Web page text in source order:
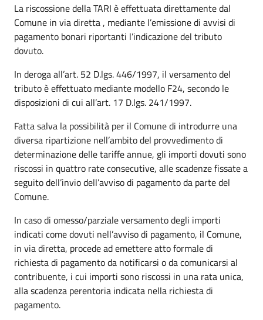
La riscossione della TARI è effettuata direttamente dal
Comune in via diretta , mediante l’emissione di avvisi di
pagamento bonari riportanti l’indicazione del tributo
dovuto.
In deroga all’art. 52 D.lgs. 446/1997, il versamento del
tributo è effettuato mediante modello F24, secondo le
disposizioni di cui all’art. 17 D.lgs. 241/1997.
Fatta salva la possibilità per il Comune di introdurre una
diversa ripartizione nell’ambito del provvedimento di
determinazione delle tariffe annue, gli importi dovuti sono
riscossi in quattro rate consecutive, alle scadenze fissate a
seguito dell’invio dell’avviso di pagamento da parte del
Comune.
In caso di omesso/parziale versamento degli importi
indicati come dovuti nell’avviso di pagamento, il Comune,
in via diretta, procede ad emettere atto formale di
richiesta di pagamento da notificarsi o da comunicarsi al
contribuente, i cui importi sono riscossi in una rata unica,
alla scadenza perentoria indicata nella richiesta di
pagamento.